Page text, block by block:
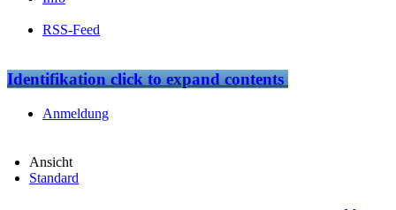
RSS-Feed
Identifikationclick to expand contents
Anmeldung
Ansicht
Standard